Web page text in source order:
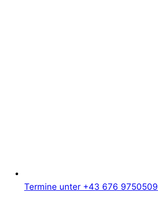
Termine unter +43 676 9750509